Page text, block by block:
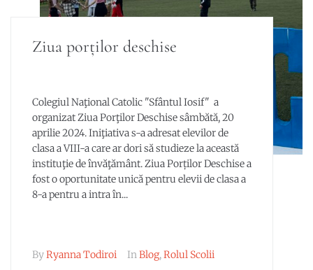
Ziua porților deschise
Colegiul Naţional Catolic "Sfântul Iosif" a
organizat Ziua Porţilor Deschise sâmbătă, 20
aprilie 2024. Iniţiativa s-a adresat elevilor de
clasa a VIII-a care ar dori să studieze la această
instituţie de învăţământ. Ziua Porților Deschise a
fost o oportunitate unică pentru elevii de clasa a
8-a pentru a intra în...
ByRyanna Todiroi InBlog,Rolul Scolii